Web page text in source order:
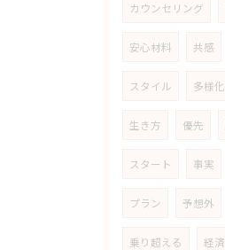
カウンセリング
安心材料 共感
スタイル 多様化
生き方 優先
スタート 事実
プラン 予想外
乗り超える 経済